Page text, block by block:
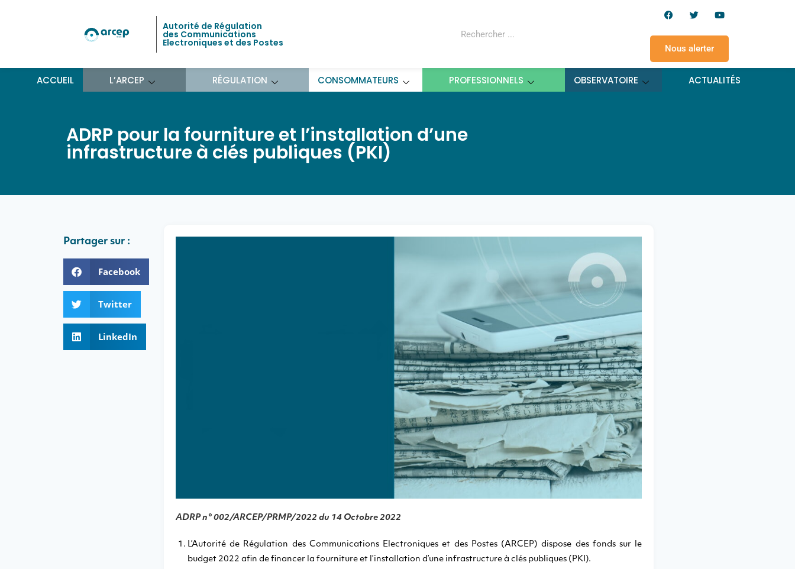
Autorité de Régulation
des Communications
Electroniques et des Postes
Nous alerter
ACCUEIL L’ARCEP RÉGULATION CONSOMMATEURS PROFESSIONNELS OBSERVATOIRE ACTUALITÉS
ADRP pour la fourniture et l’installation d’une
infrastructure à clés publiques (PKI)
Partager sur :
Facebook
Twitter
LinkedIn
ADRP n° 002/ARCEP/PRMP/2022 du 14 Octobre 2022
L’Autorité de Régulation des Communications Electroniques et des Postes (ARCEP) dispose des fonds sur le
budget 2022 afin de financer la fourniture et l’installation d’une infrastructure à clés publiques (PKI).